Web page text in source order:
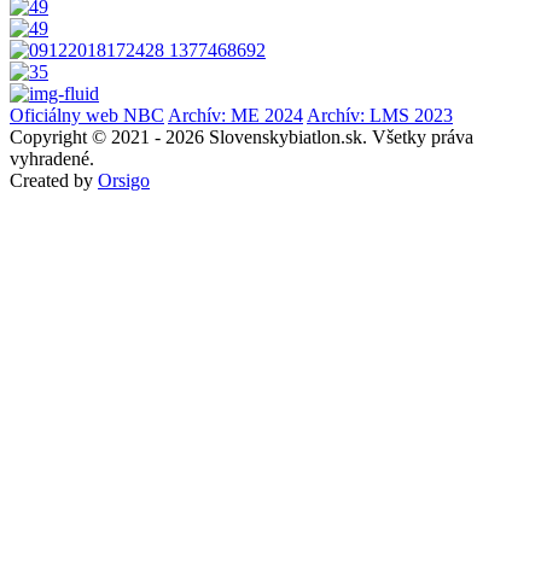
Oficiálny web NBC Archív: ME 2024 Archív: LMS 2023
Copyright © 2021 - 2026 Slovenskybiatlon.sk. Všetky práva
vyhradené.
Created by Orsigo